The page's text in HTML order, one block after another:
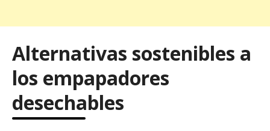
Alternativas sostenibles a
los empapadores
desechables